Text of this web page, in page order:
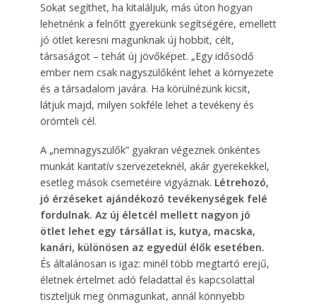
Sokat segíthet, ha kitaláljuk, más úton hogyan
lehetnénk a felnőtt gyerekünk segítségére, emellett
jó ötlet keresni magunknak új hobbit, célt,
társaságot – tehát új jövőképet. „Egy idősödő
ember nem csak nagyszülőként lehet a környezete
és a társadalom javára. Ha körülnézünk kicsit,
látjuk majd, milyen sokféle lehet a tevékeny és
örömteli cél.
A „nemnagyszülők” gyakran végeznek önkéntes
munkát karitatív szervezeteknél, akár gyerekekkel,
esetleg mások csemetéire vigyáznak. Létrehozó,
jó érzéseket ajándékozó tevékenységek felé
fordulnak. Az új életcél mellett nagyon jó
ötlet lehet egy társállat is, kutya, macska,
kanári, különösen az egyedül élők esetében.
És általánosan is igaz: minél több megtartó erejű,
életnek értelmet adó feladattal és kapcsolattal
tiszteljük meg önmagunkat, annál könnyebb